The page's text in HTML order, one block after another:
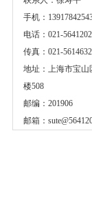
手机：
电话：021-
传真：021-
地址：上海市宝山
楼508
邮编：201906
邮箱：